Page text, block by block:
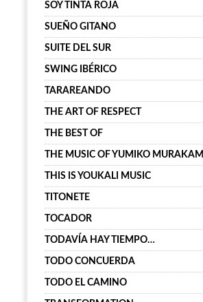
SOY TINTA ROJA
SUEÑO GITANO
SUITE DEL SUR
SWING IBÉRICO
TARAREANDO
THE ART OF RESPECT
THE BEST OF
THE MUSIC OF YUMIKO MURAKAMI
THIS IS YOUKALI MUSIC
TITONETE
TOCADOR
TODAVÍA HAY TIEMPO…
TODO CONCUERDA
TODO EL CAMINO